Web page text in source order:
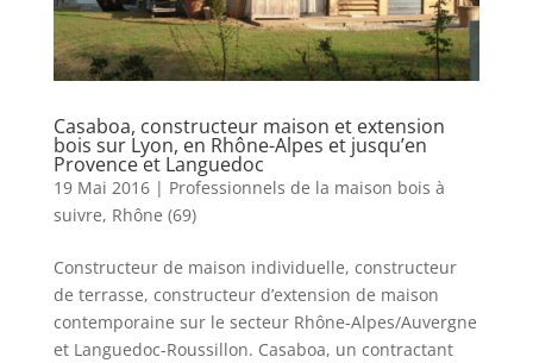
Casaboa, constructeur maison et extension
bois sur Lyon, en Rhône-Alpes et jusqu’en
Provence et Languedoc
19 Mai 2016| Professionnels de la maison bois à
suivre, Rhône (69)
Constructeur de maison individuelle, constructeur
de terrasse, constructeur d’extension de maison
contemporaine sur le secteur Rhône-Alpes/Auvergne
et Languedoc-Roussillon. Casaboa, un contractant